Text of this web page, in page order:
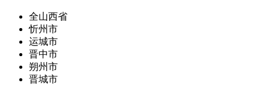
全山西省
忻州市
运城市
晋中市
朔州市
晋城市